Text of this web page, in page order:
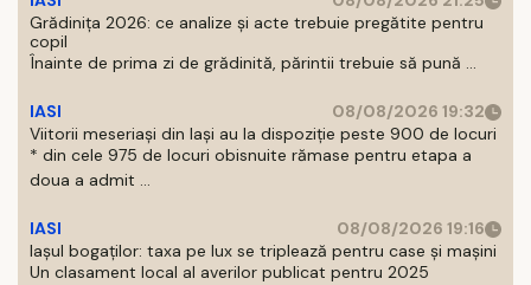
Grădinița 2026: ce analize și acte trebuie pregătite pentru
copil
Înainte de prima zi de grădinită, părintii trebuie să pună ...
IASI
08/08/2026 19:32
Viitorii meseriași din Iași au la dispoziție peste 900 de locuri
* din cele 975 de locuri obisnuite rămase pentru etapa a
doua a admit ...
IASI
08/08/2026 19:16
Iașul bogaților: taxa pe lux se triplează pentru case și mașini
Un clasament local al averilor publicat pentru 2025